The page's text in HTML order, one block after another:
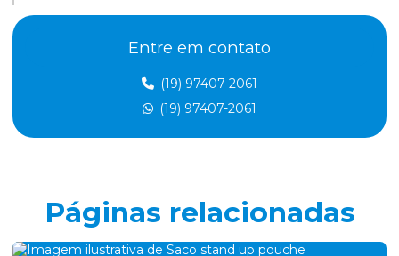
Embalagens nylon poli
Embalegem valvulada para pó
Fabrica de saco valvulado
Filme de alumínio para produtos finos
Entre em contato
(19) 97407-2061
(19) 97407-2061
Páginas relacionadas